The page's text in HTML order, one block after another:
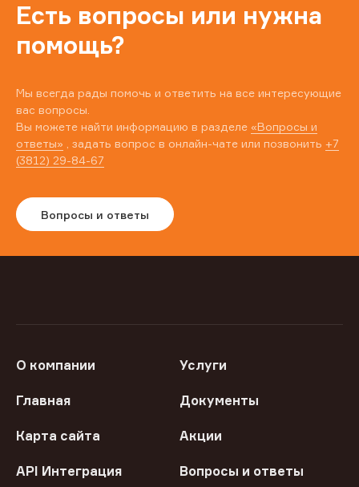
Есть вопросы или нужна
помощь?
Мы всегда рады помочь и ответить на все интересующие
вас вопросы.
Вы можете найти информацию в разделе «Вопросы и
ответы» , задать вопрос в онлайн-чате или позвонить +7
(3812) 29-84-67
Вопросы и ответы
О компании Услуги
Главная Документы
Карта сайта Акции
API Интеграция Вопросы и ответы